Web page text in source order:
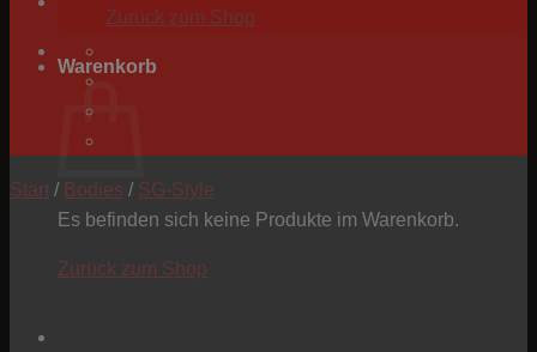
Zurück zum Shop
Warenkorb
Es befinden sich keine Produkte im Warenkorb.
Zurück zum Shop
Start / Bodies / SG-Style